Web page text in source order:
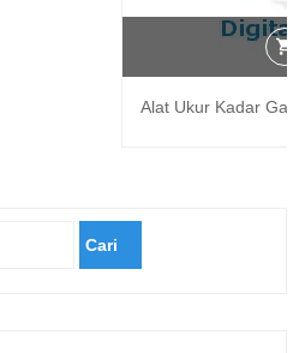
Alat Ukur Kadar
Cari